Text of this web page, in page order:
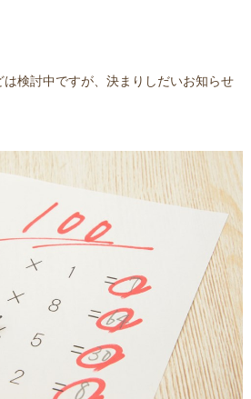
検討中ですが、決まりしだいお知らせ